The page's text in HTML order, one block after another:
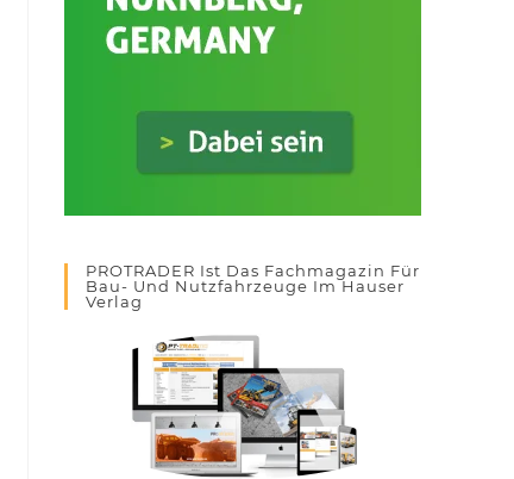
PROTRADER Ist Das Fachmagazin Für
Bau- Und Nutzfahrzeuge Im Hauser
Verlag